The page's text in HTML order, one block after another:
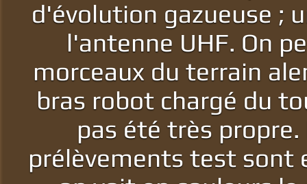
d'évolution gazueuse ;
l'antenne UHF. On
morceaux du terrain
bras robot chargé du
pas été très propre.
prélèvements test sont